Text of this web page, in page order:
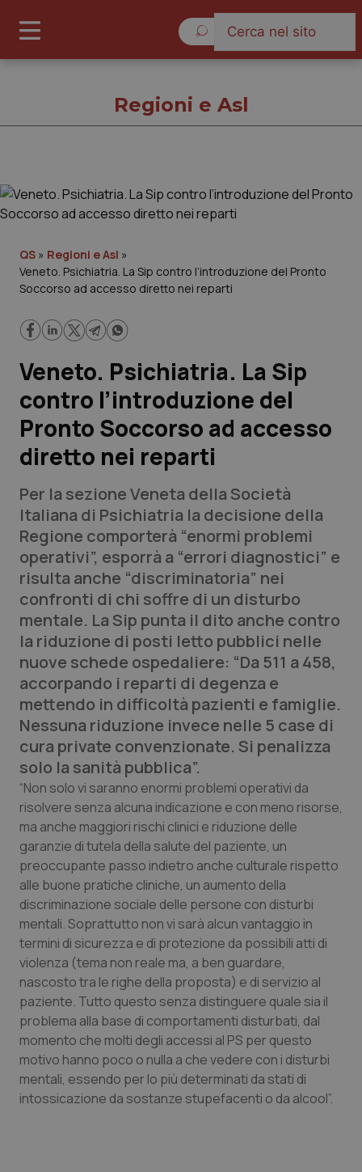
Governo e Parlamento
Regioni e Asl
Lavoro e Professioni
Scienza e Farmaci
Studi e Analisi
Lettere al direttore
Edizioni Regionali
QS Pro
Professionisti Sanitari.AI
Abruzzo
Basilicata
Calabria
Campania
Emilia-Romagna
Friuli Venezia Giulia
Lazio
Liguria
Lombardia
Marche
Molise
QS Pro Gold
Artrite & artrosi
Asma & BPCO
Car-T
Colesterolo & coronaropatie
Dermatite Atopica
Diabete & glucometri
Disturbi dell’umore
Dolore
Donna & Salute
Epatiti
QS Club Newsletter
Regioni e Asl
QS » Regioni e Asl »
Veneto. Psichiatria. La Sip contro l’introduzione del Pronto
Soccorso ad accesso diretto nei reparti
Veneto. Psichiatria. La Sip
contro l’introduzione del
Pronto Soccorso ad accesso
diretto nei reparti
Per la sezione Veneta della Società
Italiana di Psichiatria la decisione della
Regione comporterà “enormi problemi
operativi”, esporrà a “errori diagnostici” e
risulta anche “discriminatoria” nei
confronti di chi soffre di un disturbo
mentale. La Sip punta il dito anche contro
la riduzione di posti letto pubblici nelle
nuove schede ospedaliere: “Da 511 a 458,
accorpando i reparti di degenza e
mettendo in difficoltà pazienti e famiglie.
Nessuna riduzione invece nelle 5 case di
cura private convenzionate. Si penalizza
solo la sanità pubblica”.
“Non solo vi saranno enormi problemi operativi da
risolvere senza alcuna indicazione e con meno risorse,
ma anche maggiori rischi clinici e riduzione delle
garanzie di tutela della salute del paziente, un
preoccupante passo indietro anche culturale rispetto
alle buone pratiche cliniche, un aumento della
discriminazione sociale delle persone con disturbi
mentali. Soprattutto non vi sarà alcun vantaggio in
termini di sicurezza e di protezione da possibili atti di
violenza (tema non reale ma, a ben guardare,
nascosto tra le righe della proposta) e di servizio al
paziente. Tutto questo senza distinguere quale sia il
problema alla base di comportamenti disturbati, dal
momento che molti degli accessi al PS per questo
motivo hanno poco o nulla a che vedere con i disturbi
mentali, essendo per lo più determinati da stati di
intossicazione da sostanze stupefacenti o da alcool”.